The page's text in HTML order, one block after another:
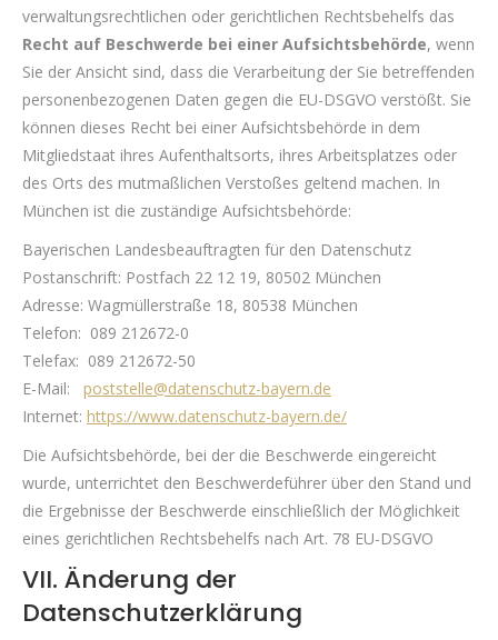
verwaltungsrechtlichen oder gerichtlichen Rechtsbehelfs das
Recht auf Beschwerde bei einer Aufsichtsbehörde, wenn
Sie der Ansicht sind, dass die Verarbeitung der Sie betreffenden
personenbezogenen Daten gegen die EU-DSGVO verstößt. Sie
können dieses Recht bei einer Aufsichtsbehörde in dem
Mitgliedstaat ihres Aufenthaltsorts, ihres Arbeitsplatzes oder
des Orts des mutmaßlichen Verstoßes geltend machen. In
München ist die zuständige Aufsichtsbehörde:
Bayerischen Landesbeauftragten für den Datenschutz
Postanschrift: Postfach 22 12 19, 80502 München
Adresse: Wagmüllerstraße 18, 80538 München
Telefon: 089 212672-0
Telefax: 089 212672-50
E-Mail: poststelle@datenschutz-bayern.de
Internet: https://www.datenschutz-bayern.de/
Die Aufsichtsbehörde, bei der die Beschwerde eingereicht
wurde, unterrichtet den Beschwerdeführer über den Stand und
die Ergebnisse der Beschwerde einschließlich der Möglichkeit
eines gerichtlichen Rechtsbehelfs nach Art. 78 EU-DSGVO
VII. Änderung der
Datenschutzerklärung